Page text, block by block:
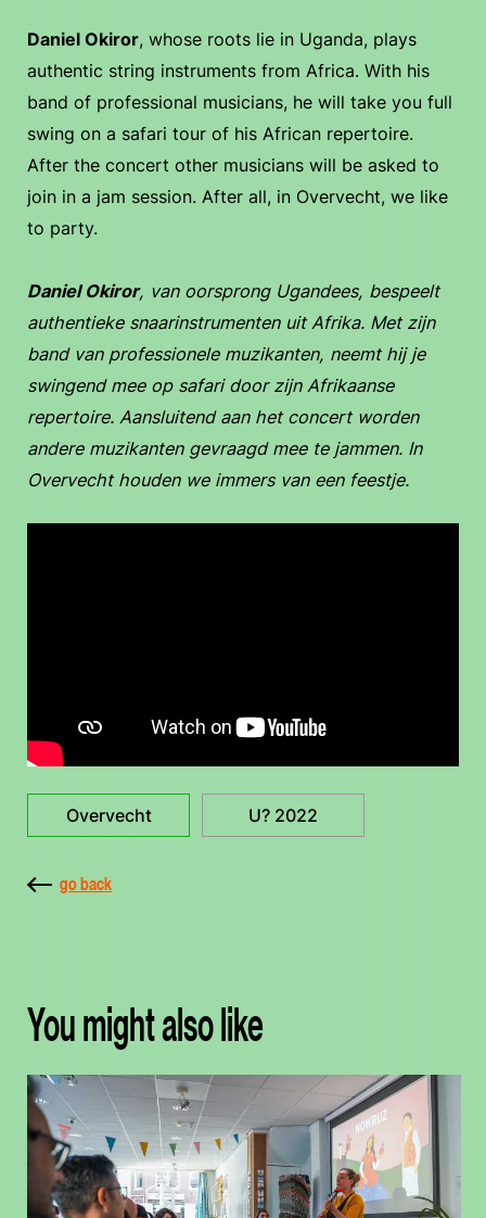
Daniel Okiror, whose roots lie in Uganda, plays
authentic string instruments from Africa. With his
band of professional musicians, he will take you full
swing on a safari tour of his African repertoire.
After the concert other musicians will be asked to
join in a jam session. After all, in Overvecht, we like
to party.
Daniel Okiror, van oorsprong Ugandees, bespeelt
authentieke snaarinstrumenten uit Afrika. Met zijn
band van professionele muzikanten, neemt hij je
swingend mee op safari door zijn Afrikaanse
repertoire. Aansluitend aan het concert worden
andere muzikanten gevraagd mee te jammen. In
Overvecht houden we immers van een feestje.
Overvecht U? 2022
go back
You might also like